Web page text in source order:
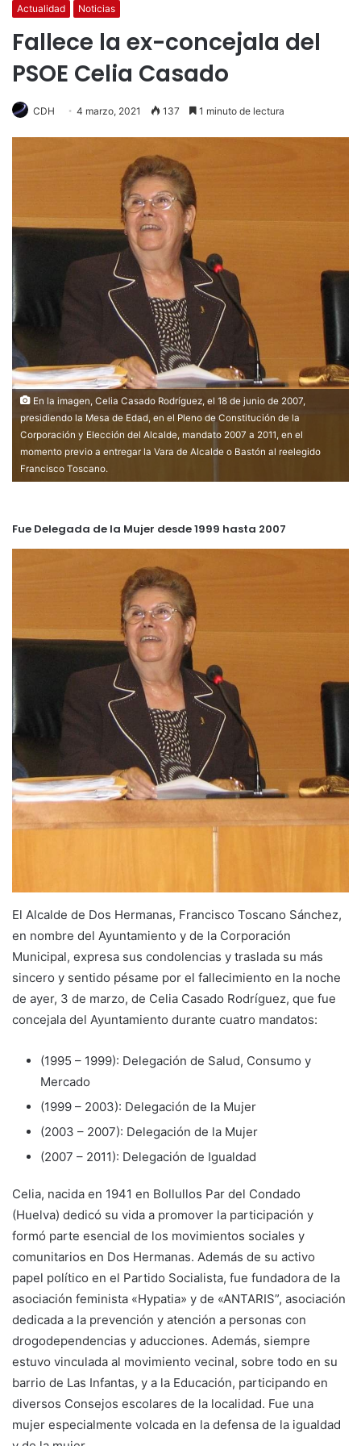
Actualidad Noticias
Fallece la ex-concejala del
PSOE Celia Casado
CDH 4 marzo, 2021 137 1 minuto de lectura
En la imagen, Celia Casado Rodríguez, el 18 de junio de 2007,
presidiendo la Mesa de Edad, en el Pleno de Constitución de la
Corporación y Elección del Alcalde, mandato 2007 a 2011, en el
momento previo a entregar la Vara de Alcalde o Bastón al reelegido
Francisco Toscano.
Fue Delegada de la Mujer desde 1999 hasta 2007
El Alcalde de Dos Hermanas, Francisco Toscano Sánchez,
en nombre del Ayuntamiento y de la Corporación
Municipal, expresa sus condolencias y traslada su más
sincero y sentido pésame por el fallecimiento en la noche
de ayer, 3 de marzo, de Celia Casado Rodríguez, que fue
concejala del Ayuntamiento durante cuatro mandatos:
(1995 – 1999): Delegación de Salud, Consumo y
Mercado
(1999 – 2003): Delegación de la Mujer
(2003 – 2007): Delegación de la Mujer
(2007 – 2011): Delegación de Igualdad
Celia, nacida en 1941 en Bollullos Par del Condado
(Huelva) dedicó su vida a promover la participación y
formó parte esencial de los movimientos sociales y
comunitarios en Dos Hermanas. Además de su activo
papel político en el Partido Socialista, fue fundadora de la
asociación feminista «Hypatia» y de «ANTARIS”, asociación
dedicada a la prevención y atención a personas con
drogodependencias y aducciones. Además, siempre
estuvo vinculada al movimiento vecinal, sobre todo en su
barrio de Las Infantas, y a la Educación, participando en
diversos Consejos escolares de la localidad. Fue una
mujer especialmente volcada en la defensa de la igualdad